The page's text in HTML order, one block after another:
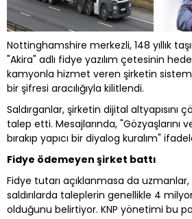
Nottinghamshire merkezli, 148 yıllık
"Akira" adlı fidye yazılım çetesinin
kamyonla hizmet veren şirketin
bir şifresi aracılığıyla kilitlendi.
Saldırganlar, şirketin dijital altyapısını
talep etti. Mesajlarında, "Gözyaşlarını
bırakıp yapıcı bir diyalog kuralım"
Fidye ödemeyen şirket battı
Fidye tutarı açıklanmasa da
saldırılarda taleplerin genellikle 4
olduğunu belirtiyor. KNP yönetimi bu